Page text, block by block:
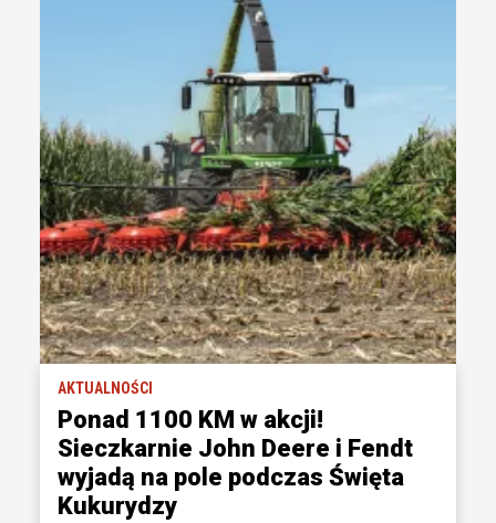
AKTUALNOŚCI
Ponad 1100 KM w akcji!
Sieczkarnie John Deere i Fendt
wyjadą na pole podczas Święta
Kukurydzy